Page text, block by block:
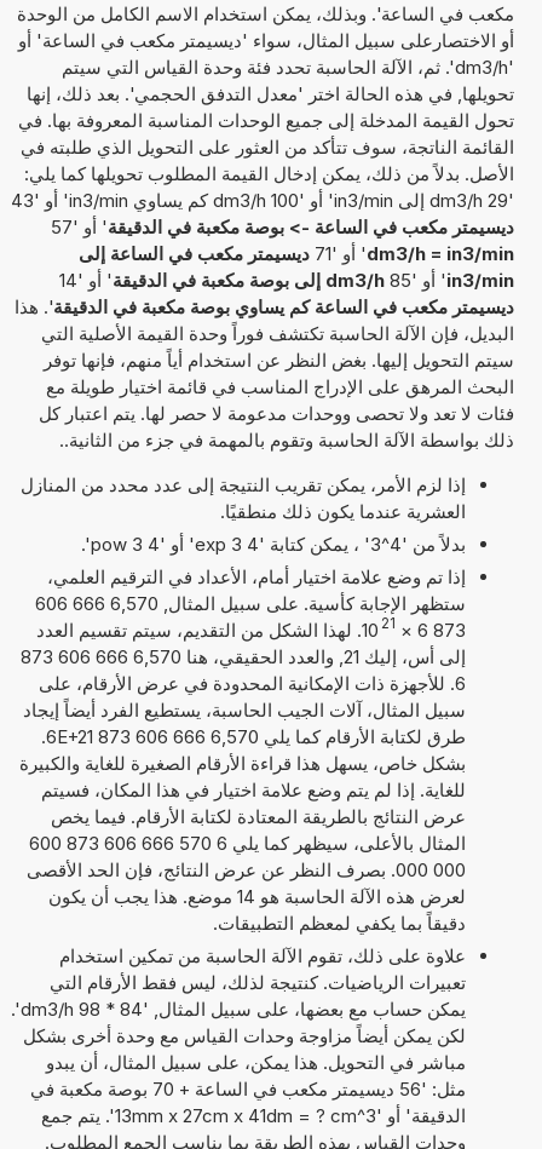
مكعب في الساعة'. وبذلك، يمكن استخدام الاسم الكامل من الوحدة
أو الاختصارعلى سبيل المثال، سواء 'ديسيمتر مكعب في الساعة' أو
'dm3/h'. ثم، الآلة الحاسبة تحدد فئة وحدة القياس التي سيتم
تحويلها, في هذه الحالة اختر 'معدل التدفق الحجمي'. بعد ذلك، إنها
تحول القيمة المدخلة إلى جميع الوحدات المناسبة المعروفة بها. في
القائمة الناتجة، سوف تتأكد من العثور على التحويل الذي طلبته في
الأصل. بدلاً من ذلك، يمكن إدخال القيمة المطلوب تحويلها كما يلي:
'29 dm3/h إلى in3/min' أو '100 dm3/h كم يساوي in3/min' أو '43
ديسيمتر مكعب في الساعة -> بوصة مكعبة في الدقيقة' أو '57
dm3/h = in3/min' أو '71
ديسيمتر مكعب في الساعة إلى
in3/min' أو '85 dm3/h إلى بوصة مكعبة في الدقيقة
' أو '14
ديسيمتر مكعب في الساعة كم يساوي بوصة مكعبة في الدقيقة'. هذا
البديل، فإن الآلة الحاسبة تكتشف فوراً وحدة القيمة الأصلية التي
سيتم التحويل إليها. بغض النظر عن استخدام أياً منهم، فإنها توفر
البحث المرهق على الإدراج المناسب في قائمة اختيار طويلة مع
فئات لا تعد ولا تحصى ووحدات مدعومة لا حصر لها. يتم اعتبار كل
ذلك بواسطة الآلة الحاسبة وتقوم بالمهمة في جزء من الثانية..
إذا لزم الأمر، يمكن تقريب النتيجة إلى عدد محدد من المنازل
العشرية عندما يكون ذلك منطقيًا.
بدلاً من '4^3' ، يمكن كتابة '4 exp 3' أو '4 pow 3'.
إذا تم وضع علامة اختيار أمام، الأعداد في الترقيم العلمي،
ستظهر الإجابة كأسية. على سبيل المثال, 6,570 666 606
873 6
×
10 21
. لهذا الشكل من التقديم، سيتم تقسيم العدد
إلى أس، إليك 21, والعدد الحقيقي، هنا 6,570 666 606 873
6. للأجهزة ذات الإمكانية المحدودة في عرض الأرقام، على
سبيل المثال، آلات الجيب الحاسبة، يستطيع الفرد أيضاً إيجاد
طرق لكتابة الأرقام كما يلي 6,570 666 606 873 6E+21.
بشكل خاص، يسهل هذا قراءة الأرقام الصغيرة للغاية والكبيرة
للغاية. إذا لم يتم وضع علامة اختيار في هذا المكان، فسيتم
عرض النتائج بالطريقة المعتادة لكتابة الأرقام. فيما يخص
المثال بالأعلى، سيظهر كما يلي 6 570 666 606 873 600
000 000. بصرف النظر عن عرض النتائج، فإن الحد الأقصى
لعرض هذه الآلة الحاسبة هو 14 موضع. هذا يجب أن يكون
دقيقاً بما يكفي لمعظم التطبيقات.
علاوة على ذلك، تقوم الآلة الحاسبة من تمكين استخدام
تعبيرات الرياضيات. كنتيجة لذلك، ليس فقط الأرقام التي
يمكن حساب مع بعضها، على سبيل المثال, '84 * 98 dm3/h'.
لكن يمكن أيضاً مزاوجة وحدات القياس مع وحدة أخرى بشكل
مباشر في التحويل. هذا يمكن، على سبيل المثال، أن يبدو
مثل: '56 ديسيمتر مكعب في الساعة + 70 بوصة مكعبة في
الدقيقة' أو '13mm x 27cm x 41dm = ? cm^3'. يتم جمع
وحدات القياس بهذه الطريقة بما يناسب الجمع المطلوب.